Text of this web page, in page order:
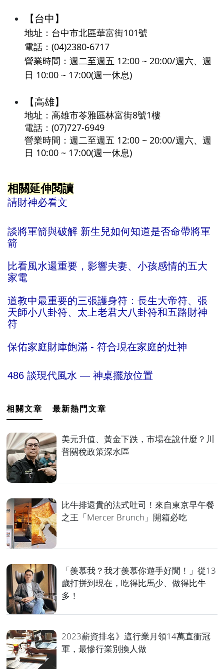
【台中】
地址：台中市北區華富街101號
電話：(04)2380-6717
營業時間：週二至週五 12:00 ~ 20:00/週六、週
日 10:00 ~ 17:00(週一休息)
【高雄】
地址：高雄市苓雅區林富街8號1樓
電話：(07)727-6949
營業時間：週二至週五 12:00 ~ 20:00/週六、週
日 10:00 ~ 17:00(週一休息)
相關延伸閱讀
請財神必看文
談將軍箭與破解 新生兒如何知道是否命帶將軍
箭
比看風水還重要，影響夫妻、小孩感情的五大
家電
道教中最重要的三張護身符：長生大帝符、張
天師小八卦符、太上老君大八卦符和五路財神
符
保佑家庭財庫飽滿 - 符合現在家庭的灶神
486 談現代風水 — 神桌擺放位置
相關文章 最新熱門文章
美元升值、黃金下跌，市場在說什麼？川
普關稅政策深水區
比牛排還貴的法式吐司！來自東京早午餐
之王「Mercer Brunch」開箱必吃
「羨慕我？我才羨慕你遊手好閒！」從13
歲打拼到現在，吃得比馬少、做得比牛
多！
2023薪資排名》這行業月領14萬直衝冠
軍，最慘行業別換人做